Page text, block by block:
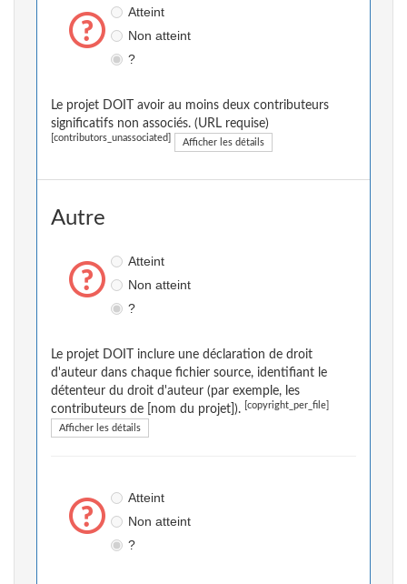
Atteint
Non atteint
?
Le projet DOIT avoir au moins deux contributeurs
significatifs non associés. (URL requise)
[contributors_unassociated] Afficher les détails
Autre
Atteint
Non atteint
?
Le projet DOIT inclure une déclaration de droit
d'auteur dans chaque fichier source, identifiant le
détenteur du droit d'auteur (par exemple, les
contributeurs de [nom du projet]).
[copyright_per_file]
Afficher les détails
Atteint
Non atteint
?